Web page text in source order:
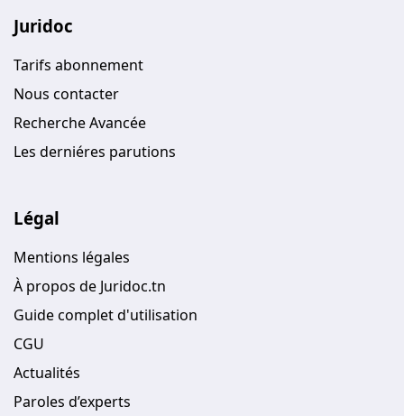
Juridoc
Tarifs abonnement
Nous contacter
Recherche Avancée
Les derniéres parutions
Légal
Mentions légales
À propos de Juridoc.tn
Guide complet d'utilisation
CGU
Actualités
Paroles d’experts